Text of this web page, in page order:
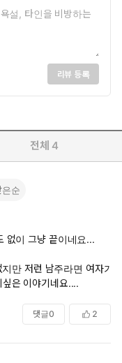
리뷰 등록
전체 4
은순
없이 그냥 끝이네요...
만 저런 남주라면 여자가
은 이야기네요....
댓글0 2